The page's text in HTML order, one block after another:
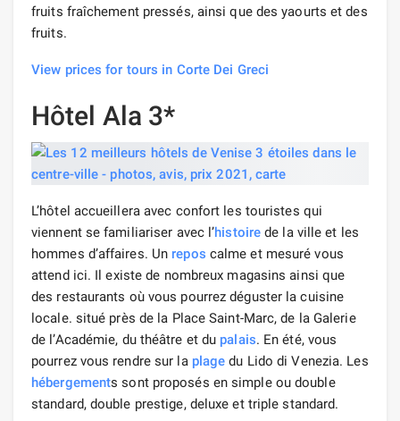
fruits fraîchement pressés, ainsi que des yaourts et des
fruits.
View prices for tours in Corte Dei Greci
Hôtel Ala 3*
L’hôtel accueillera avec confort les touristes qui
viennent se familiariser avec l’histoire de la ville et les
hommes d’affaires. Un repos calme et mesuré vous
attend ici. Il existe de nombreux magasins ainsi que
des restaurants où vous pourrez déguster la cuisine
locale. situé près de la Place Saint-Marc, de la Galerie
de l’Académie, du théâtre et du palais. En été, vous
pourrez vous rendre sur la plage du Lido di Venezia. Les
hébergements sont proposés en simple ou double
standard, double prestige, deluxe et triple standard.